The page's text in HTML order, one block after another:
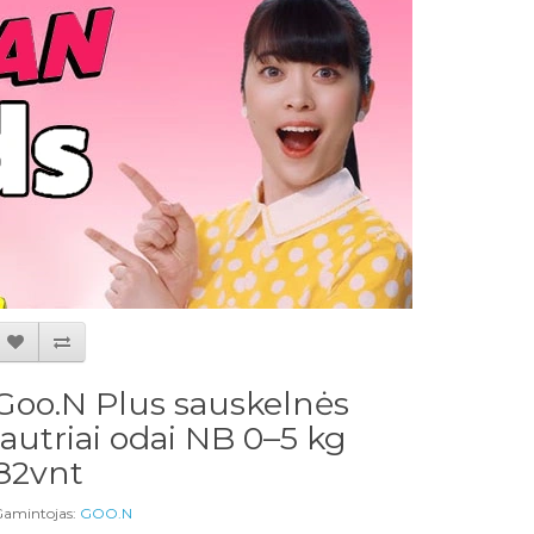
Plus sauskelnės
odai NB 0–5 kg
GOO.N